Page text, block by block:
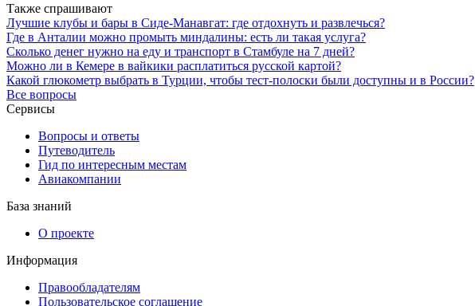
Также спрашивают
Лучшие клубы и бары в Сиде-Манавгат: где отдохнуть и развлечься?
Где в Анталии можно промыть миндалины: есть ли такая услуга?
Сколько денег нужно на еду и транспорт в Стамбуле на 7 дней?
Можно ли в Кемере в вайкики расплатиться русской картой?
Какой глюкометр выбрать в Турции, чтобы тест-полоски были доступны и в России?
Все вопросы
Сервисы
Вопросы и ответы
Путеводитель
Гид по интересным местам
Авиакомпании
База знаний
О проекте
Информация
Правообладателям
Пользовательское соглашение